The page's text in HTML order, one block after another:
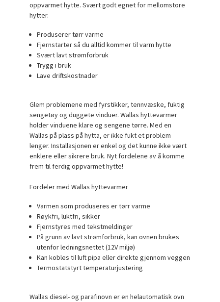
oppvarmet hytte. Svært godt egnet for mellomstore
hytter.
Produserer tørr varme
Fjernstarter så du alltid kommer til varm hytte
Svært lavt strømforbruk
Trygg i bruk
Lave driftskostnader
Glem problemene med fyrstikker, tennvæske, fuktig
sengetøy og duggete vinduer. Wallas hyttevarmer
holder vinduene klare og sengene tørre. Med en
Wallas på plass på hytta, er ikke fukt et problem
lenger. Installasjonen er enkel og det kunne ikke vært
enklere eller sikrere bruk. Nyt fordelene av å komme
frem til ferdig oppvarmet hytte!
Fordeler med Wallas hyttevarmer
Varmen som produseres er tørr varme
Røykfri, luktfri, sikker
Fjernstyres med tekstmeldinger
På grunn av lavt strømforbruk, kan ovnen brukes
utenfor ledningsnettet (12V miljø)
Kan kobles til luft pipa eller direkte gjennom veggen
Termostatstyrt temperaturjustering
Wallas diesel- og parafinovn er en helautomatisk ovn